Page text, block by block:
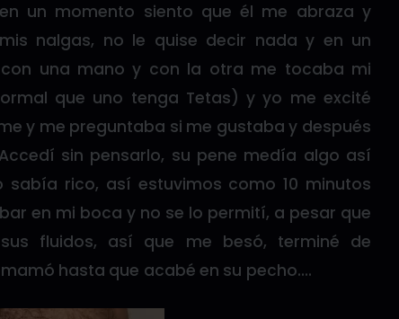
un momento siento que él me abraza y
nalgas, no le quise decir nada y en un
una mano y con la otra me tocaba mi
que uno tenga Tetas) y yo me excité
y me preguntaba si me gustaba y después
sin pensarlo, su pene medía algo así
sabía rico, así estuvimos como 10 minutos
en mi boca y no se lo permití, a pesar que
fluidos, así que me besó, terminé de
hasta que acabé en su pecho….